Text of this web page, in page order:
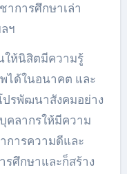
การศึกษาเล่า
ฯ
ให้นิสิตมีความรู้
ได้ในอนาคต และ
ปรพัฒนาสังคมอย่าง
คลากรให้มีความ
การความดีและ
รศึกษาและก็สร้าง